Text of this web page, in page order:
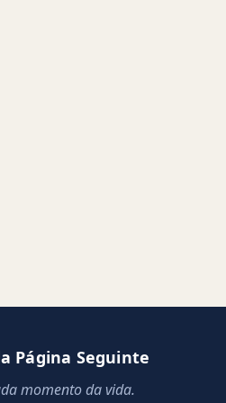
Página Seguinte
momento da vida.